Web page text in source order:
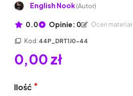
English Nook(Autor)
0.0 Opinie: 0 Oceń materiał
Kod: 44P_DRT1J0-44
0,00 zł
Ilość